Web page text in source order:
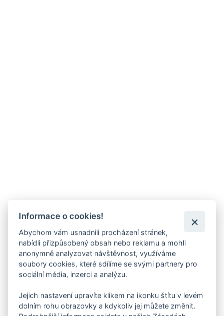
Informace o cookies!
Abychom vám usnadnili procházení stránek,
nabídli přizpůsobený obsah nebo reklamu a mohli
anonymně analyzovat návštěvnost, využíváme
soubory cookies, které sdílíme se svými partnery pro
sociální média, inzerci a analýzu.
Jejich nastavení upravíte klikem na ikonku štítu v levém
dolním rohu obrazovky a kdykoliv jej můžete změnit.